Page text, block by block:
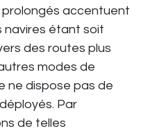
prolongés accentuent
navires étant soit
des routes plus
modes de
ne dispose pas de
Par
de telles